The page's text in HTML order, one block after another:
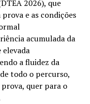
2026), que
e as condições
acumulada da
a fluidez da
todo o percurso,
quer para o